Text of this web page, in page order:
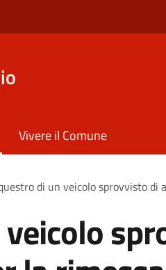
Vivere il Comune
di un veicolo sprovvisto di